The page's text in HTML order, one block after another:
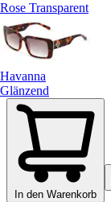
Rose Transparent
Havanna
Glänzend
In den Warenkorb